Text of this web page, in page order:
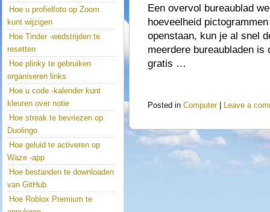
Een overvol bureaublad
hoeveelheid
openstaan, kun je al snel
meerdere bureaubladen
gratis …
Posted in Computer Leave a
Hoe u profielfoto op Zoom
kunt wijzigen
Hoe Tinder -wedstrijden te
resetten
Hoe plinky te gebruiken
organiseren links
Hoe u code -kalender kunt
kleuren over notie
Hoe streak te bevriezen op
Duolingo
Hoe geluid te activeren op
Waze -app
Hoe bestanden te downloaden
van GitHub
Hoe Roblox Premium te